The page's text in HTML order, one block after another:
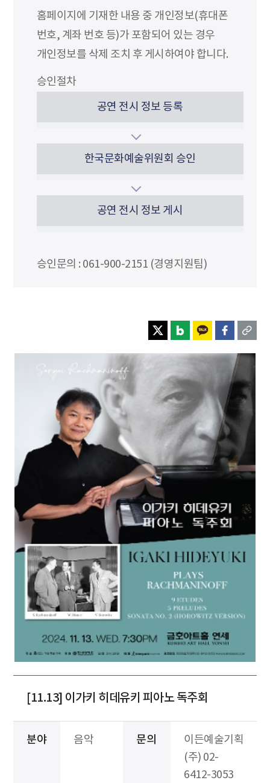
홈페이지에 기재한 내용 중 개인정보(휴대폰
번호, 계좌 번호 등)가 포함되어 있는 경우
개인정보를 삭제 조치 후 게시하여야 합니다.
승인절차
공연 전시 정보 등록
한국문화예술위원회 승인
공연 전시 정보 게시
승인문의 : 061-900-2151 (경영지원팀)
[11.13] 이가키 히데유키 피아노 독주회
분야 음악 문의
이든예술기획
(주) 02-
6412-3053